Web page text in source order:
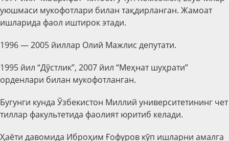
уюшмаси мукофотлари билан тақдирланган. Жамоат
ишларида фаол иштирок этади.
1996 — 2005 йиллар Олий Мажлис депутати.
1995 йил “Дўстлик”, 2007 йил “Меҳнат шуҳрати”
орденлари билан мукофотланган.
Бугунги кунда Ўзбекистон Миллий университетининг чет
тиллар факультетида фаолият юритиб келади.
Ҳаёти давомида Иброҳим Ғофуров кўп ишларни амалга